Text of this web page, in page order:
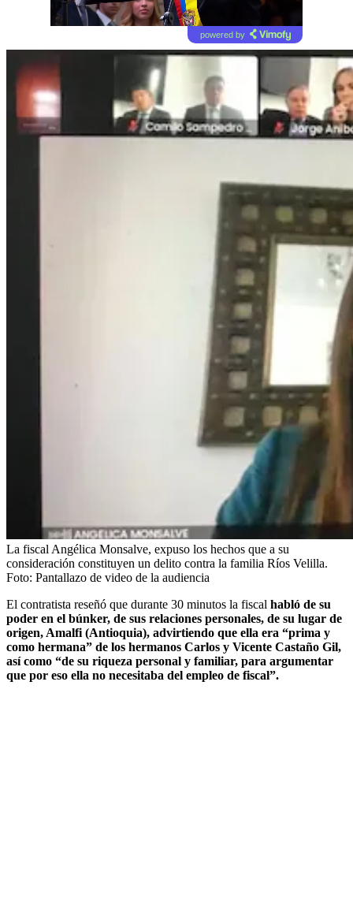
powered by
La fiscal Angélica Monsalve, expuso los hechos que a su
consideración constituyen un delito contra la familia Ríos Velilla.
Foto: Pantallazo de video de la audiencia
El contratista reseñó que durante 30 minutos la fiscal habló de su
poder en el búnker, de sus relaciones personales, de su lugar de
origen, Amalfi (Antioquia), advirtiendo que ella era “prima y
como hermana” de los hermanos Carlos y Vicente Castaño Gil,
así como “de su riqueza personal y familiar, para argumentar
que por eso ella no necesitaba del empleo de fiscal”.